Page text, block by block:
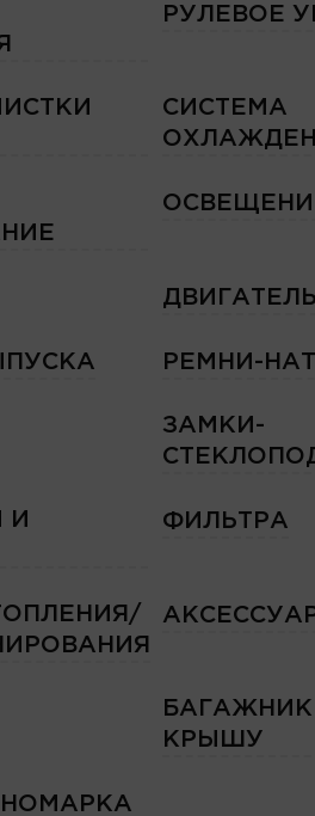
РУЛЕВОЕ
СИСТЕМА
РЕМНИ-
ЗАМКИ-
И
ФИЛЬТРА
КРЫШУ